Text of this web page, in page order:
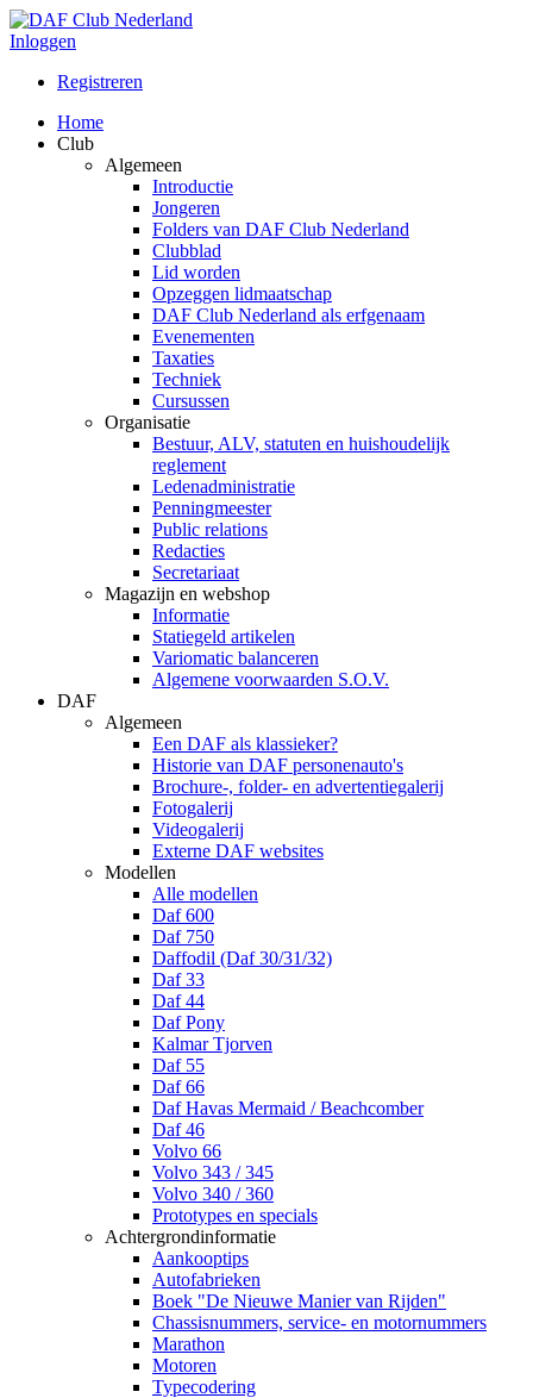
Inloggen
Registreren
Home
Club
Algemeen
Introductie
Jongeren
Folders van DAF Club Nederland
Clubblad
Lid worden
Opzeggen lidmaatschap
DAF Club Nederland als erfgenaam
Evenementen
Taxaties
Techniek
Cursussen
Organisatie
Bestuur, ALV, statuten en huishoudelijk
reglement
Ledenadministratie
Penningmeester
Public relations
Redacties
Secretariaat
Magazijn en webshop
Informatie
Statiegeld artikelen
Variomatic balanceren
Algemene voorwaarden S.O.V.
DAF
Algemeen
Een DAF als klassieker?
Historie van DAF personenauto's
Brochure-, folder- en advertentiegalerij
Fotogalerij
Videogalerij
Externe DAF websites
Modellen
Alle modellen
Daf 600
Daf 750
Daffodil (Daf 30/31/32)
Daf 33
Daf 44
Daf Pony
Kalmar Tjorven
Daf 55
Daf 66
Daf Havas Mermaid / Beachcomber
Daf 46
Volvo 66
Volvo 343 / 345
Volvo 340 / 360
Prototypes en specials
Achtergrondinformatie
Aankooptips
Autofabrieken
Boek "De Nieuwe Manier van Rijden"
Chassisnummers, service- en motornummers
Marathon
Motoren
Typecodering